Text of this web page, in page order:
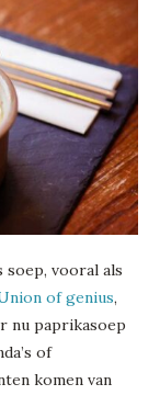
vooral als
of genius,
nu paprikasoep
of
komen van